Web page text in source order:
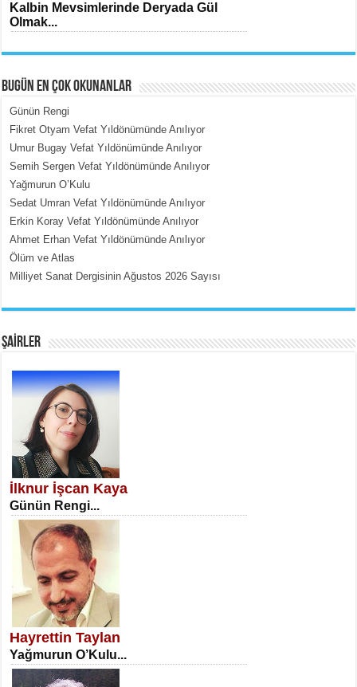
Kalbin Mevsimlerinde Deryada Gül
Olmak...
MEHMET ÇOBAN
İçerdeki Put Dışardaki Maskeler...
SATILMIŞ ÜMİT ÇETİNKAYA
Erkenlik...
NECLA DİLEK ARSLAN
Öğretmenler Günü Mahkemesi...
BUGÜN EN ÇOK OKUNANLAR
Günün Rengi
Fikret Otyam Vefat Yıldönümünde Anılıyor
Umur Bugay Vefat Yıldönümünde Anılıyor
Semih Sergen Vefat Yıldönümünde Anılıyor
Yağmurun O’Kulu
Sedat Umran Vefat Yıldönümünde Anılıyor
Erkin Koray Vefat Yıldönümünde Anılıyor
Ahmet Erhan Vefat Yıldönümünde Anılıyor
Ölüm ve Atlas
Milliyet Sanat Dergisinin Ağustos 2026 Sayısı
ŞAİRLER
İlknur İşcan Kaya
Günün Rengi...
Hayrettin Taylan
Yağmurun O’Kulu...